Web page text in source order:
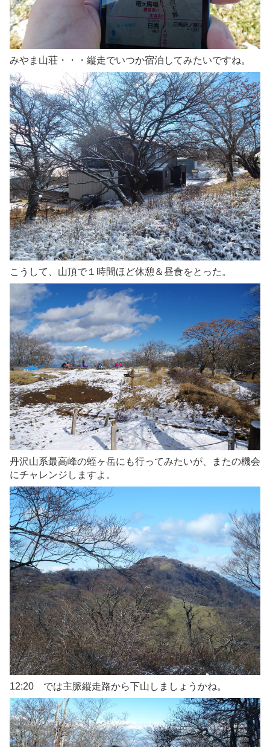
みやま山荘・・・縦走でいつか宿泊してみたいですね。
こうして、山頂で１時間ほど休憩＆昼食をとった。
丹沢山系最高峰の蛭ヶ岳にも行ってみたいが、またの機会
にチャレンジしますよ。
12:20 では主脈縦走路から下山しましょうかね。